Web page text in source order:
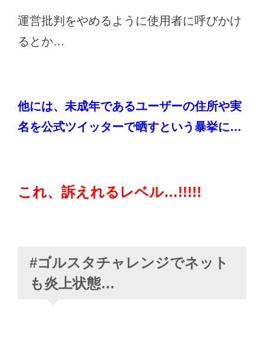
運営批判をやめるように使用者に呼びかけ
るとか…
他には、未成年であるユーザーの住所や実
名を公式ツイッターで晒すという暴挙に…
これ、訴えれるレベル…!!!!!
#ゴルスタチャレンジでネット
も炎上状態…